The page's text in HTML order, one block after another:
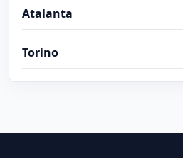
Atalanta
Torino